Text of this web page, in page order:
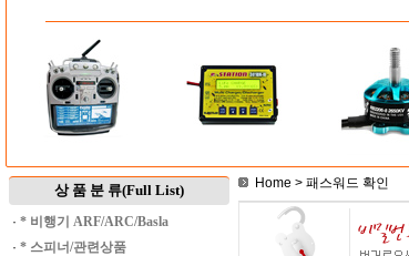
상 품 분 류(Full List)
· * 비행기 ARF/ARC/Basla
· * 스피너/관련상품
Home > 패스워드 확인